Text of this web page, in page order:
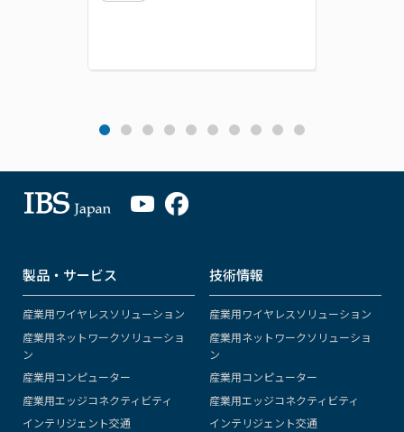
製品・サービス
産業用ワイヤレスソリューション
産業用ネットワークソリューショ
ン
産業用コンピューター
産業用エッジコネクティビティ
インテリジェント交通
技術情報
産業用ワイヤレスソリューション
産業用ネットワークソリューショ
ン
産業用コンピューター
産業用エッジコネクティビティ
インテリジェント交通